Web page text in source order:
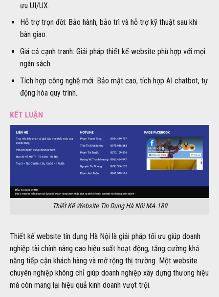
ưu UI/UX.
Hỗ trợ trọn đời: Bảo hành, bảo trì và hỗ trợ kỹ thuật sau khi
bàn giao.
Giá cả cạnh tranh: Giải pháp thiết kế website phù hợp với mọi
ngân sách.
Tích hợp công nghệ mới: Bảo mật cao, tích hợp AI chatbot, tự
động hóa quy trình.
KẾT LUẬN
Thiết Kế Website Tín Dụng Hà Nội MA-189
Thiết kế website tín dụng Hà Nội là giải pháp tối ưu giúp doanh
nghiệp tài chính nâng cao hiệu suất hoạt động, tăng cường khả
năng tiếp cận khách hàng và mở rộng thị trường. Một website
chuyên nghiệp không chỉ giúp doanh nghiệp xây dựng thương hiệu
mà còn mang lại hiệu quả kinh doanh vượt trội.